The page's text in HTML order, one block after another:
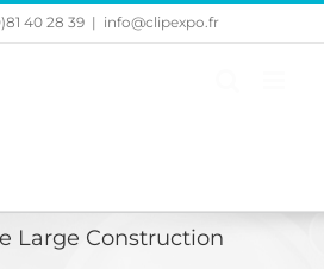
40 28 39 | info@clipexpo.fr
Large Construction